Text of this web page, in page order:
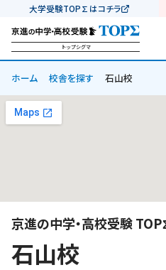
大学受験TOP∑はコチラ
トップシグマ
ホーム 校舎を探す 石山校
京進の中学・高校受験
石山校